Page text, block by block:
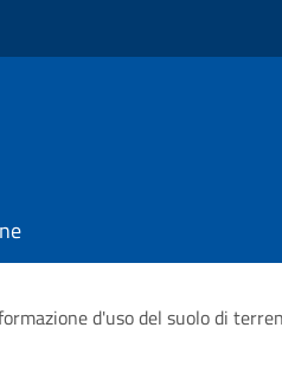
d'uso del suolo di